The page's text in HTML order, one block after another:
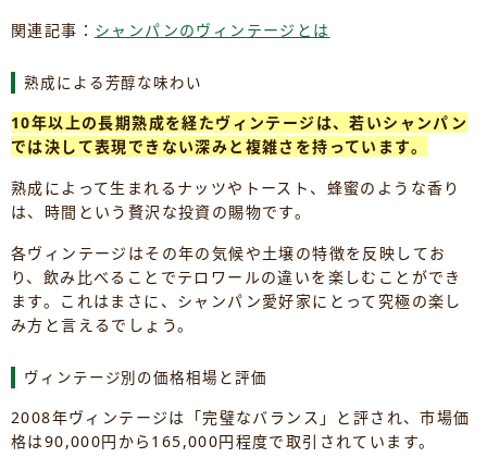
関連記事： シャンパンのヴィンテージとは
熟成による芳醇な味わい
10年以上の長期熟成を経たヴィンテージは、若いシャンパン
では決して表現できない深みと複雑さを持っています。
熟成によって生まれるナッツやトースト、蜂蜜のような香り
は、時間という贅沢な投資の賜物です。
各ヴィンテージはその年の気候や土壌の特徴を反映してお
り、飲み比べることでテロワールの違いを楽しむことができ
ます。これはまさに、シャンパン愛好家にとって究極の楽し
み方と言えるでしょう。
ヴィンテージ別の価格相場と評価
2008年ヴィンテージは「完璧なバランス」と評され、市場価
格は90,000円から165,000円程度で取引されています。